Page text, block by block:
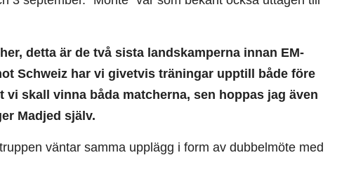
detta är de två sista landskamperna innan EM-
Schweiz har vi givetvis träningar upptill både före
skall vinna båda matcherna, sen hoppas jag även
Madjed själv.
väntar samma upplägg i form av dubbelmöte med